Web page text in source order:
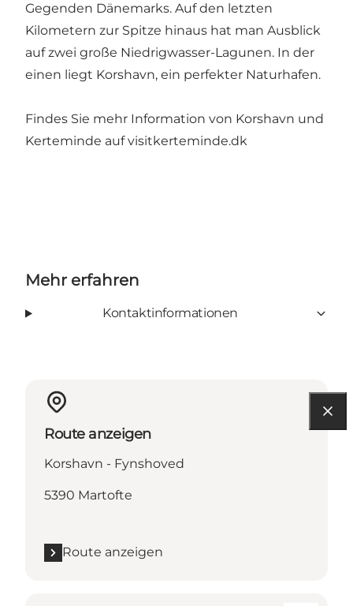
Gegenden Dänemarks. Auf den letzten
Kilometern zur Spitze hinaus hat man Ausblick
auf zwei große Niedrigwasser-Lagunen. In der
einen liegt Korshavn, ein perfekter Naturhafen.
Findes Sie mehr Information von Korshavn und
Kerteminde aufvisitkerteminde.dk
Mehr erfahren
Kontaktinformationen
Route anzeigen
Korshavn - Fynshoved
5390 Martofte
Route anzeigen